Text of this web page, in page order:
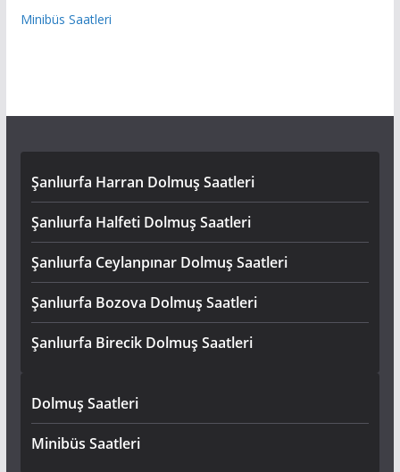
Minibüs Saatleri
Şanlıurfa Harran Dolmuş Saatleri
Şanlıurfa Halfeti Dolmuş Saatleri
Şanlıurfa Ceylanpınar Dolmuş Saatleri
Şanlıurfa Bozova Dolmuş Saatleri
Şanlıurfa Birecik Dolmuş Saatleri
Dolmuş Saatleri
Minibüs Saatleri